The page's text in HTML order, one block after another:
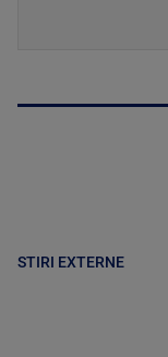
STIRI EXTERNE